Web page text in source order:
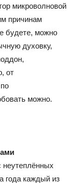
микроволновой
причинам
будете, можно
духовку,
от
можно.
неутеплённых
года каждый из